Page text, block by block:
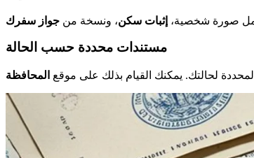
صورة شخصية، إثبات سكن، ونسخة من جواز سفرك
مستندات محددة حسب الحالة
لحالتك. يمكنك القيام بذلك على موقع المحافظة